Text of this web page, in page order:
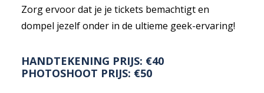
Zorg ervoor dat je je tickets bemachtigt en
dompel jezelf onder in de ultieme geek-ervaring!
HANDTEKENING PRIJS: €40
PHOTOSHOOT PRIJS: €50